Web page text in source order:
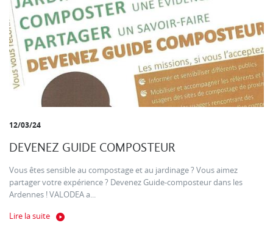
12/03/24
DEVENEZ GUIDE COMPOSTEUR
Vous êtes sensible au compostage et au jardinage ? Vous aimez
partager votre expérience ? Devenez Guide-composteur dans les
Ardennes ! VALODEA a...
Lire la suite